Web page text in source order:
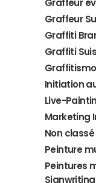
Graffeur
Graffiti
Graffiti
Initiation
Live-
Marketing
Non classé
Peinture
Peintures
Signwriting